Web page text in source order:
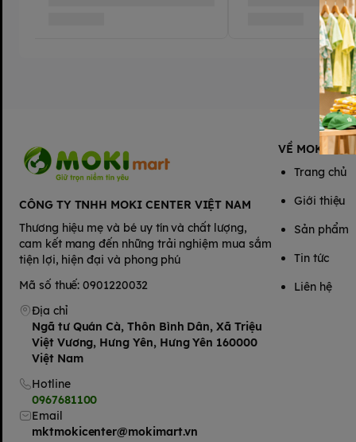
CÔNG TY TNHH MOKI CENTER VIỆT NAM
Thương hiệu mẹ và bé uy tín và chất lượng,
cam kết mang đến những trải nghiệm mua sắm
tiện lợi, hiện đại và phong phú
Mã số thuế: 0901220032
Địa chỉ
Ngã tư Quán Cà, Thôn Bình Dân, Xã Triệu
Việt Vương, Hưng Yên, Hưng Yên 160000
Việt Nam
Hotline
0967681100
Email
mktmokicenter@mokimart.vn
VỀ
Trang chủ
Giới thiệu
Sản phẩm
Tin tức
Liên hệ